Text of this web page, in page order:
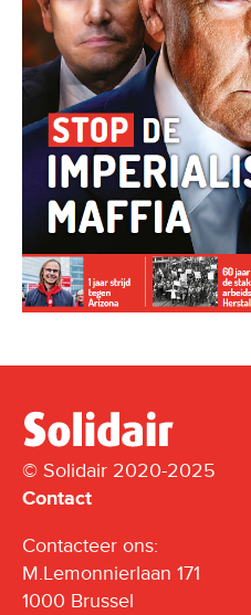
© Solidair 2020-2025
Contact
Contacteer ons:
M.Lemonnierlaan 171
1000 Brussel